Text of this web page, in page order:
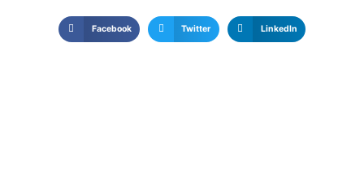
Facebook Twitter LinkedIn